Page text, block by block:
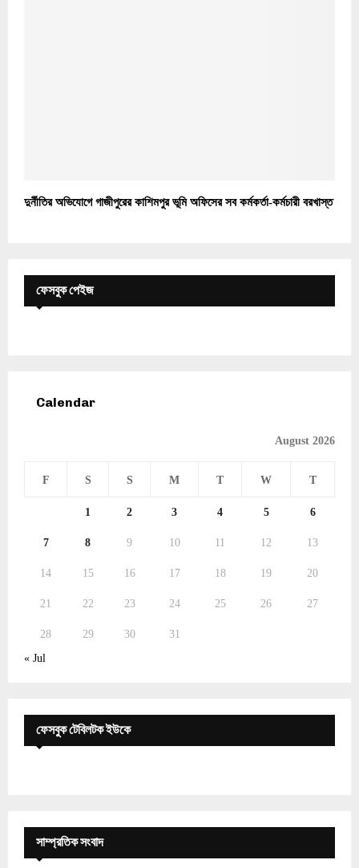
দুর্নীতির অভিযোগে গাজীপুরের কাশিমপুর ভূমি অফিসের সব কর্মকর্তা-কর্মচারী বরখাস্ত
ফেসবুক পেইজ
Calendar
August 2026
F S S M T W T
1 2 3 4 5 6
7 8 9 10 11 12 13
14 15 16 17 18 19 20
21 22 23 24 25 26 27
28 29 30
31
« Jul
ফেসবুক টেবিলটক ইউকে
সাম্প্রতিক সংবাদ